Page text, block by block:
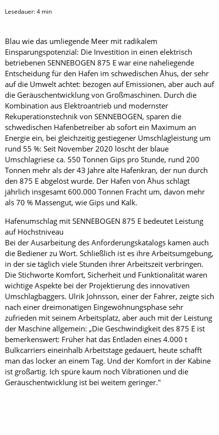
Lesedauer:4 min
Blau wie das umliegende Meer mit radikalem
Einsparungspotenzial: Die Investition in einen elektrisch
betriebenen SENNEBOGEN 875 E war eine naheliegende
Entscheidung für den Hafen im schwedischen Åhus, der sehr
auf die Umwelt achtet: bezogen auf Emissionen, aber auch auf
die Geräuschentwicklung von Großmaschinen. Durch die
Kombination aus Elektroantrieb und modernster
Rekuperationstechnik von SENNEBOGEN, sparen die
schwedischen Hafenbetreiber ab sofort ein Maximum an
Energie ein, bei gleichzeitig gestiegener Umschlagleistung um
rund 55 %: Seit November 2020 löscht der blaue
Umschlagriese ca. 550 Tonnen Gips pro Stunde, rund 200
Tonnen mehr als der 43 Jahre alte Hafenkran, der nun durch
den 875 E abgelöst wurde. Der Hafen von Åhus schlägt
jährlich insgesamt 600.000 Tonnen Fracht um, davon mehr
als 70 % Massengut, wie Gips und Kalk.
Hafenumschlag mit SENNEBOGEN 875 E bedeutet Leistung
auf Höchstniveau
Bei der Ausarbeitung des Anforderungskatalogs kamen auch
die Bediener zu Wort. Schließlich ist es ihre Arbeitsumgebung,
in der sie täglich viele Stunden ihrer Arbeitszeit verbringen.
Die Stichworte Komfort, Sicherheit und Funktionalität waren
wichtige Aspekte bei der Projektierung des innovativen
Umschlagbaggers. Ulrik Johnsson, einer der Fahrer, zeigte sich
nach einer dreimonatigen Eingewöhnungsphase sehr
zufrieden mit seinem Arbeitsplatz, aber auch mit der Leistung
der Maschine allgemein: „Die Geschwindigkeit des 875 E ist
bemerkenswert: Früher hat das Entladen eines 4.000 t
Bulkcarriers eineinhalb Arbeitstage gedauert, heute schafft
man das locker an einem Tag. Und der Komfort in der Kabine
ist großartig. Ich spüre kaum noch Vibrationen und die
Geräuschentwicklung ist bei weitem geringer."